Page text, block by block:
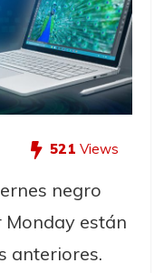
521 Views
negro
Monday están
anteriores.